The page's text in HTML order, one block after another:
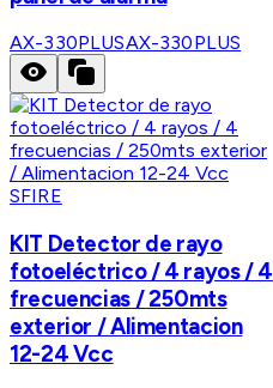
AX-330PLUSAX-330PLUS
SFIRE
KIT Detector de rayo
fotoeléctrico / 4 rayos / 4
frecuencias / 250mts
exterior / Alimentacion
12-24 Vcc